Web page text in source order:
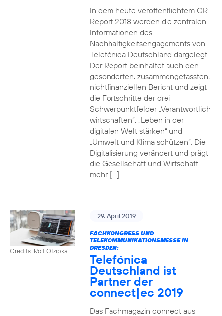
In dem heute veröffentlichtem CR-
Report 2018 werden die zentralen
Informationen des
Nachhaltigkeitsengagements von
Telefónica Deutschland dargelegt.
Der Report beinhaltet auch den
gesonderten, zusammengefassten,
nichtfinanziellen Bericht und zeigt
die Fortschritte der drei
Schwerpunktfelder „Verantwortlich
wirtschaften“, „Leben in der
digitalen Welt stärken“ und
„Umwelt und Klima schützen“. Die
Digitalisierung verändert und prägt
die Gesellschaft und Wirtschaft
mehr […]
Credits: Rolf Otzipka
29. April 2019
FACHKONGRESS UND
TELEKOMMUNIKATIONSMESSE IN
DRESDEN:
Telefónica
Deutschland ist
Partner der
connect|ec 2019
Das Fachmagazin connect aus